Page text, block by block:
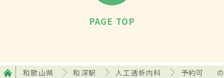
PAGE TOP
和歌山県 和深駅 人工透析内科 予約可